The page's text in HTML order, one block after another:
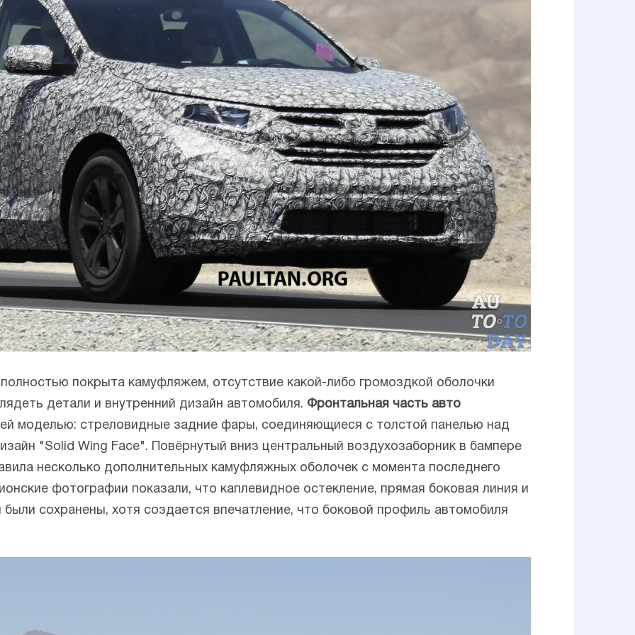
покрыта камуфляжем, отсутствие какой-либо громоздкой оболочки
детали и внутренний дизайн автомобиля. Фронтальная часть авто
моделью: стреловидные задние фары, соединяющиеся с толстой панелью над
"Solid Wing Face". Повёрнутый вниз центральный воздухозаборник в бампере
несколько дополнительных камуфляжных оболочек с момента последнего
фотографии показали, что каплевидное остекление, прямая боковая линия и
сохранены, хотя создается впечатление, что боковой профиль автомобиля